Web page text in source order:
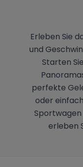
Erleben Sie
und
Starten
perfekte
oder
Sportwagen
erleben